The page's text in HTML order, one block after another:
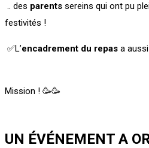
.. des parents sereins qui ont pu
festivités !
✅L’encadrement du repas a
Mission ! 🥳🥳
UN ÉVÉNEMENT A